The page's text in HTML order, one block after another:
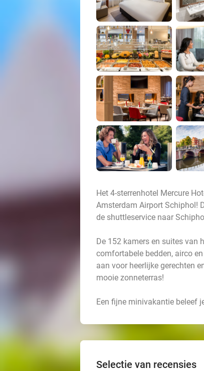
Het 4-sterrenhotel Mercure
Amsterdam Airport Schiphol!
de shuttleservice naar
De 152 kamers en suites van
comfortabele bedden, airco
aan voor heerlijke gerechten
mooie zonneterras!
Een fijne minivakantie beleef
Selectie van recensies